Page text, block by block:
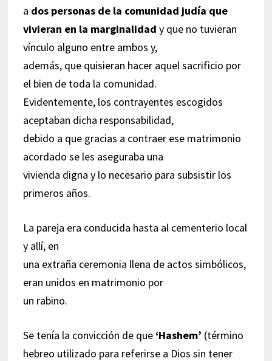
a dos personas de la comunidad judía que
vivieran en la marginalidad y que no tuvieran
vínculo alguno entre ambos y,
además, que quisieran hacer aquel sacrificio por
el bien de toda la comunidad.
Evidentemente, los contrayentes escogidos
aceptaban dicha responsabilidad,
debido a que gracias a contraer ese matrimonio
acordado se les aseguraba una
vivienda digna y lo necesario para subsistir los
primeros años.
La pareja era conducida hasta al cementerio local
y allí, en
una extraña ceremonia llena de actos simbólicos,
eran unidos en matrimonio por
un rabino.
Se tenía la convicción de que ‘Hashem’ (término
hebreo utilizado para referirse a Dios sin tener